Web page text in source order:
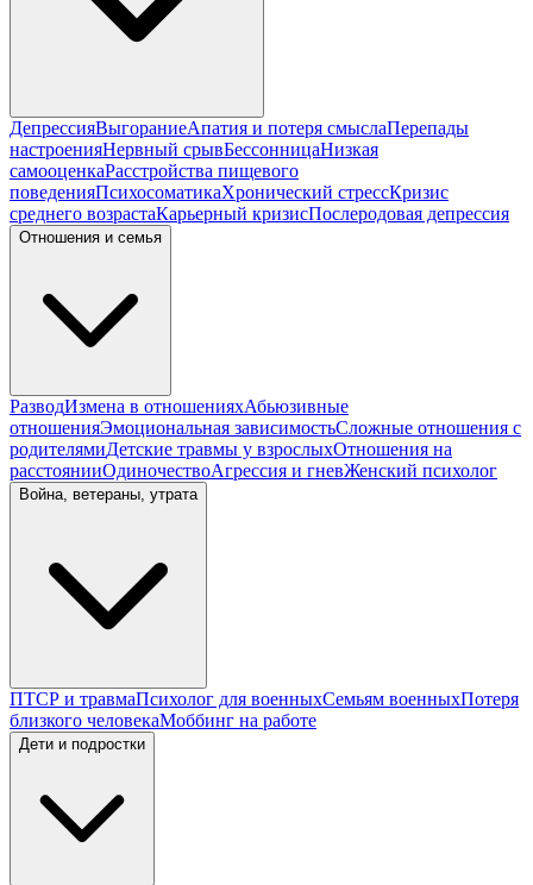
ДепрессияВыгораниеАпатия и потеря смыслаПерепады
настроенияНервный срывБессонницаНизкая
самооценкаРасстройства пищевого
поведенияПсихосоматикаХронический стрессКризис
среднего возрастаКарьерный кризисПослеродовая депрессия
Отношения и семья
РазводИзмена в отношенияхАбьюзивные
отношенияЭмоциональная зависимостьСложные отношения с
родителямиДетские травмы у взрослыхОтношения на
расстоянииОдиночествоАгрессия и гневЖенский психолог
Война, ветераны, утрата
ПТСР и травмаПсихолог для военныхСемьям военныхПотеря
близкого человекаМоббинг на работе
Дети и подростки